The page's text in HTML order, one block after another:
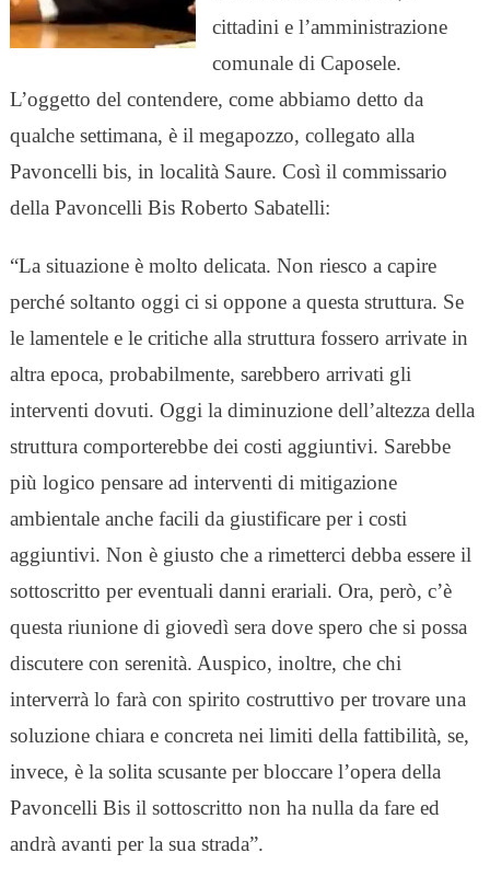
cittadini e l’amministrazione
comunale di Caposele.
L’oggetto del contendere, come abbiamo detto da
qualche settimana, è il megapozzo, collegato alla
Pavoncelli bis, in località Saure. Così il commissario
della Pavoncelli Bis Roberto Sabatelli:
“La situazione è molto delicata. Non riesco a capire
perché soltanto oggi ci si oppone a questa struttura. Se
le lamentele e le critiche alla struttura fossero arrivate in
altra epoca, probabilmente, sarebbero arrivati gli
interventi dovuti. Oggi la diminuzione dell’altezza della
struttura comporterebbe dei costi aggiuntivi. Sarebbe
più logico pensare ad interventi di mitigazione
ambientale anche facili da giustificare per i costi
aggiuntivi. Non è giusto che a rimetterci debba essere il
sottoscritto per eventuali danni erariali. Ora, però, c’è
questa riunione di giovedì sera dove spero che si possa
discutere con serenità. Auspico, inoltre, che chi
interverrà lo farà con spirito costruttivo per trovare una
soluzione chiara e concreta nei limiti della fattibilità, se,
invece, è la solita scusante per bloccare l’opera della
Pavoncelli Bis il sottoscritto non ha nulla da fare ed
andrà avanti per la sua strada”.